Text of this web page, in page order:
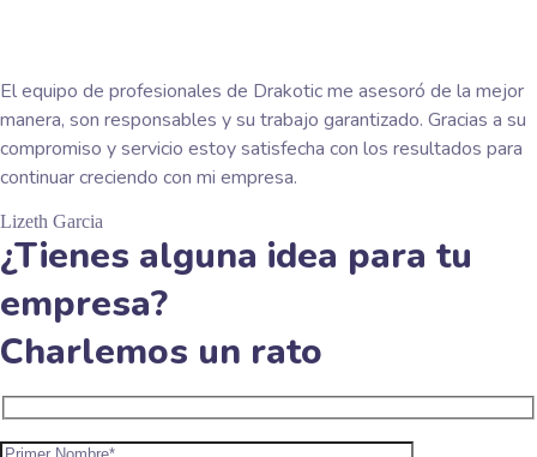
El equipo de profesionales de Drakotic me asesoró de la mejor
manera, son responsables y su trabajo garantizado. Gracias a su
compromiso y servicio estoy satisfecha con los resultados para
continuar creciendo con mi empresa.
Lizeth Garcia
¿Tienes alguna idea para tu
empresa?​
Charlemos un rato